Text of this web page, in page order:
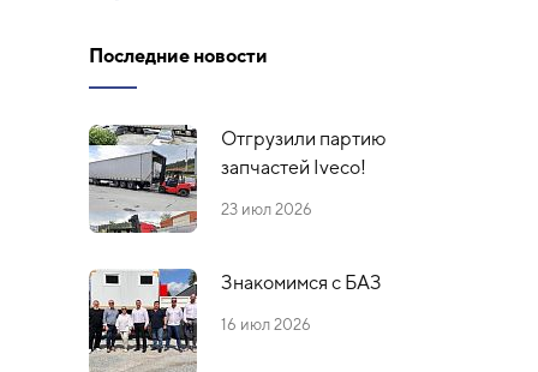
Последние новости
Отгрузили партию
запчастей Iveco!
23 июл 2026
Знакомимся с БАЗ
16 июл 2026